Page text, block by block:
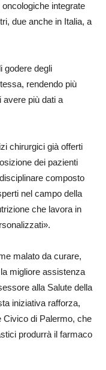
integrate
due anche in Italia, a
godere degli
rendendo più
avere più dati a
chirurgici già offerti
dei pazienti
composto
nel campo della
che lavora in
malato da curare,
migliore assistenza
alla Salute della
iniziativa rafforza,
Civico di Palermo, che
produrrà il farmaco